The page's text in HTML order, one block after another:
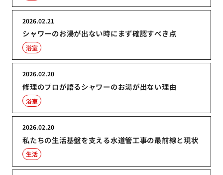
シャワーのお湯が出ない時にまず確認すべき点
2026.02.21
浴室
修理のプロが語るシャワーのお湯が出ない理由
2026.02.20
浴室
私たちの生活基盤を支える水道管工事の最前線と現状
2026.02.20
生活